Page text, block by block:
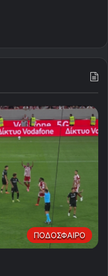
ΠΟΔΟΣΦΑΙΡΟ